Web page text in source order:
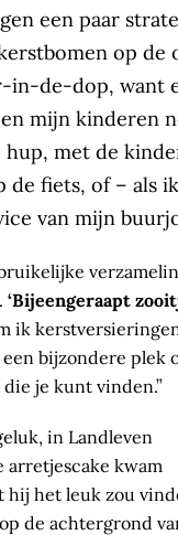
een paar
op de
in-de-dop, want
mijn kinderen
met de
fiets, of – als
van mijn
‘Bijeengeraapt
ik
bijzondere plek
die je kunt vinden.”
in Landleven
kwam
hij het leuk zou
de achtergrond